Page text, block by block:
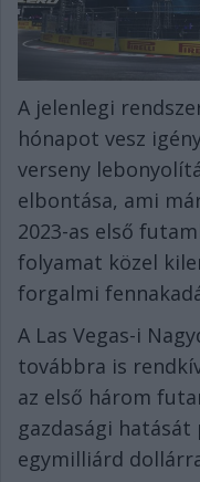
A jelenlegi
hónapot vesz
verseny
elbontása, ami
2023-as első
folyamat közel
forgalmi
A Las Vegas-i
továbbra is
az első három
gazdasági
egymilliárd